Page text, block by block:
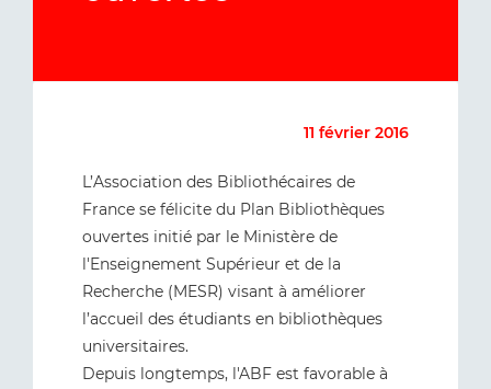
11 février 2016
L’Association des Bibliothécaires de
France se félicite du Plan Bibliothèques
ouvertes initié par le Ministère de
l'Enseignement Supérieur et de la
Recherche (MESR) visant à améliorer
l’accueil des étudiants en bibliothèques
universitaires.
Depuis longtemps, l'ABF est favorable à